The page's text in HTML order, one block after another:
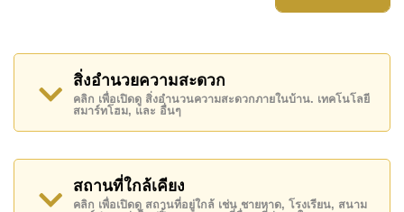
The Palm Wongamat มีสิ่งอำนวยความสะดวกส่วนกลาง
ได้แก่ สไลเดอร์, ฟิสเนส, ห้องเกมส์, ซาวน่าหรือห้องอบไอ
สถานที่สำคัญใกล้ The Palm Wongamat ได้แก่: ติด
ชายหาด, แม็คโคร , อาร์ท อิน พาราไดซ์, พิพิธภัณฑ์
ตุ๊กตาหมี , สยามคันทรีคลับ (สนามเก่า ไร่ ริมน้ำ และโรล
ลิ่งฮิลส์), แหลมฉบัง , รพ.กรุงเทพพัทยา, โรงพยาบาล
สิ่งอำนวยความสะดวก
คลิก เพื่อเปิดดู สิ่งอำนวนความสะดวกภายในบ้าน. เทคโนโลยี
สมาร์ทโฮม, และ อื่นๆ
สถานที่ใกล้เคียง
คลิก เพื่อเปิดดู สถานที่อยู่ใกล้ เช่น ชายหาด, โรงเรียน, สนาม